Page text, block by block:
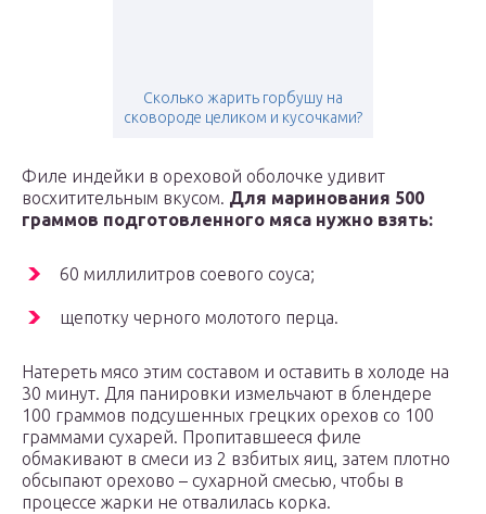
Сколько жарить горбушу на
сковороде целиком и кусочками?
Филе индейки в ореховой оболочке удивит
восхитительным вкусом. Для маринования 500
граммов подготовленного мяса нужно взять:
60 миллилитров соевого соуса;
щепотку черного молотого перца.
Натереть мясо этим составом и оставить в холоде на
30 минут. Для панировки измельчают в блендере
100 граммов подсушенных грецких орехов со 100
граммами сухарей. Пропитавшееся филе
обмакивают в смеси из 2 взбитых яиц, затем плотно
обсыпают орехово – сухарной смесью, чтобы в
процессе жарки не отвалилась корка.